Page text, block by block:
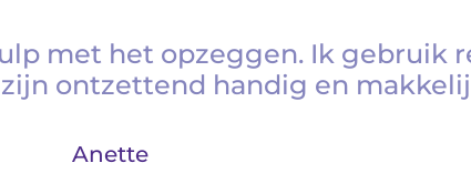
met het opzeggen. Ik gebruik
ontzettend handig en
Anette